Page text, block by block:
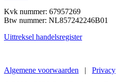
Kvk nummer: 67957269
Btw nummer: NL857242246B01
Uittreksel handelsregister
Algemene voorwaarden | Privacy